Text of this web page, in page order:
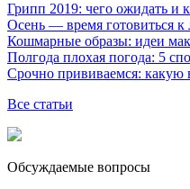
Грипп 2019: чего ожидать и
Осень — время готовиться к
Кошмарные образы: идеи
Полгода плохая погода: 5
Срочно прививаемся: какую
Все статьи
Обсуждаемые вопросы